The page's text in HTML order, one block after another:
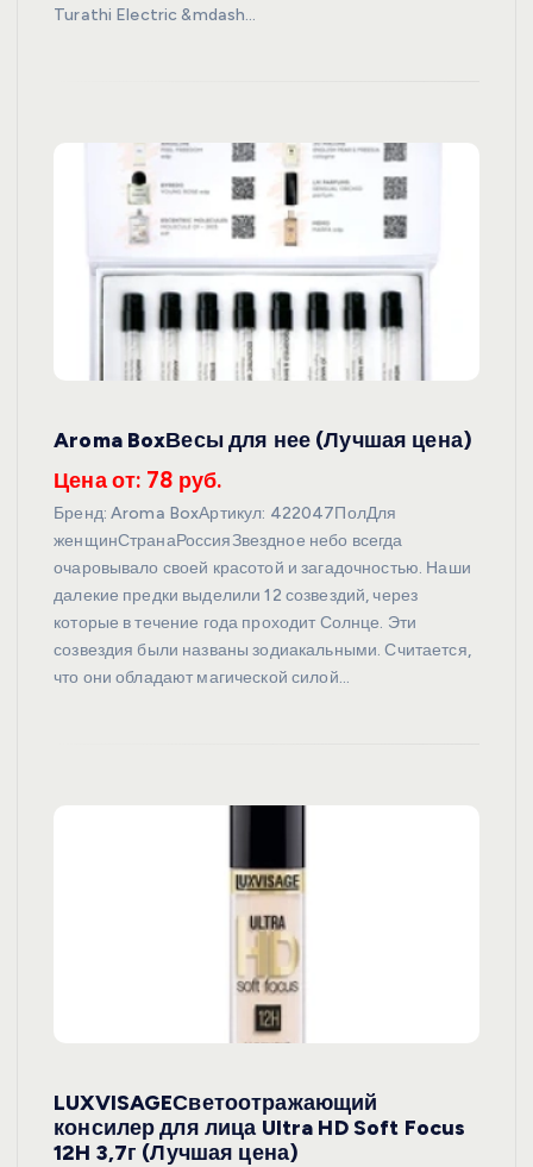
Turathi Electric &mdash…
Aroma BoxВесы для нее (Лучшая цена)
Цена от: 78 руб.
Бренд: Aroma BoxАртикул: 422047ПолДля
женщинСтранаРоссияЗвездное небо всегда
очаровывало своей красотой и загадочностью. Наши
далекие предки выделили 12 созвездий, через
которые в течение года проходит Солнце. Эти
созвездия были названы зодиакальными. Считается,
что они обладают магической силой…
LUXVISAGEСветоотражающий
консилер для лица Ultra HD Soft Focus
12H 3,7г (Лучшая цена)